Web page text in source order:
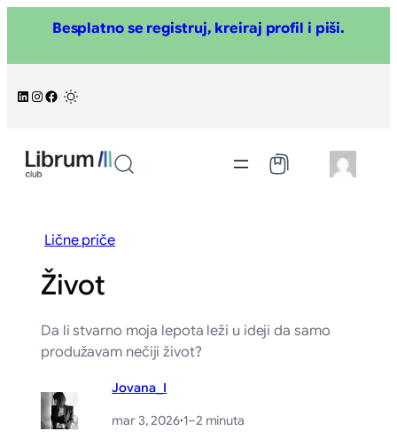
sadržaj
Besplatno se registruj, kreiraj profil i piši.
LinkedIn
Instagram
Facebook
Lične priče
Život
Da li stvarno moja lepota leži u ideji da samo
produžavam nečiji život?
Jovana_I
mar 3, 2026·1–2 minuta